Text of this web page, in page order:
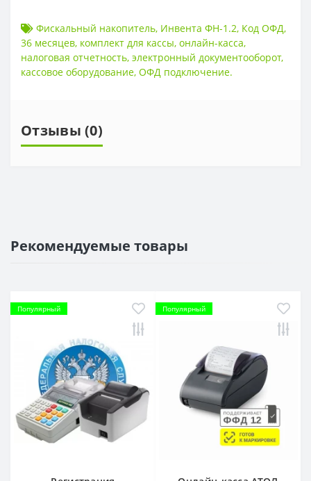
Фискальный накопитель, Инвента ФН-1.2, Код ОФД,
36 месяцев, комплект для кассы, онлайн-касса,
налоговая отчетность, электронный документооборот,
кассовое оборудование, ОФД подключение.
Отзывы (0)
Рекомендуемые товары
Популярный Популярный